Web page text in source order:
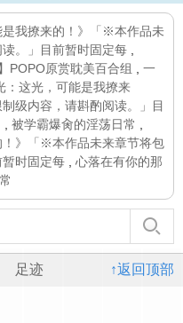
是我撩来的！》「※本作品未
。」目前暂时固定每
POPO原赏耽美百合组
一
：这光，可能是我撩来
级内容，请斟酌阅读。」目
被学霸爆肏的淫荡日常
！》「※本作品未来章节将包
时固定每
心落在有你的那
↑返回顶部
足迹